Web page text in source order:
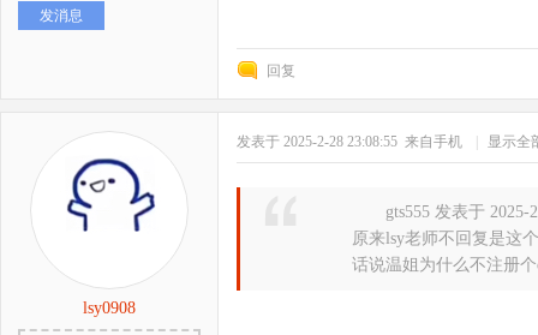
发消息
回复
lsy0908
发表于 2025-2-28 23:08:55 来自手机 显示全
gts555 发表于 2025-
原来lsy老师不回复是这
话说温姐为什么不注册